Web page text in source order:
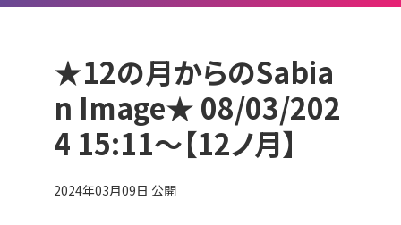
★12の月からのSabia
n Image★ 08/03/202
4 15:11～【12ノ月】
2024年03月09日 公開